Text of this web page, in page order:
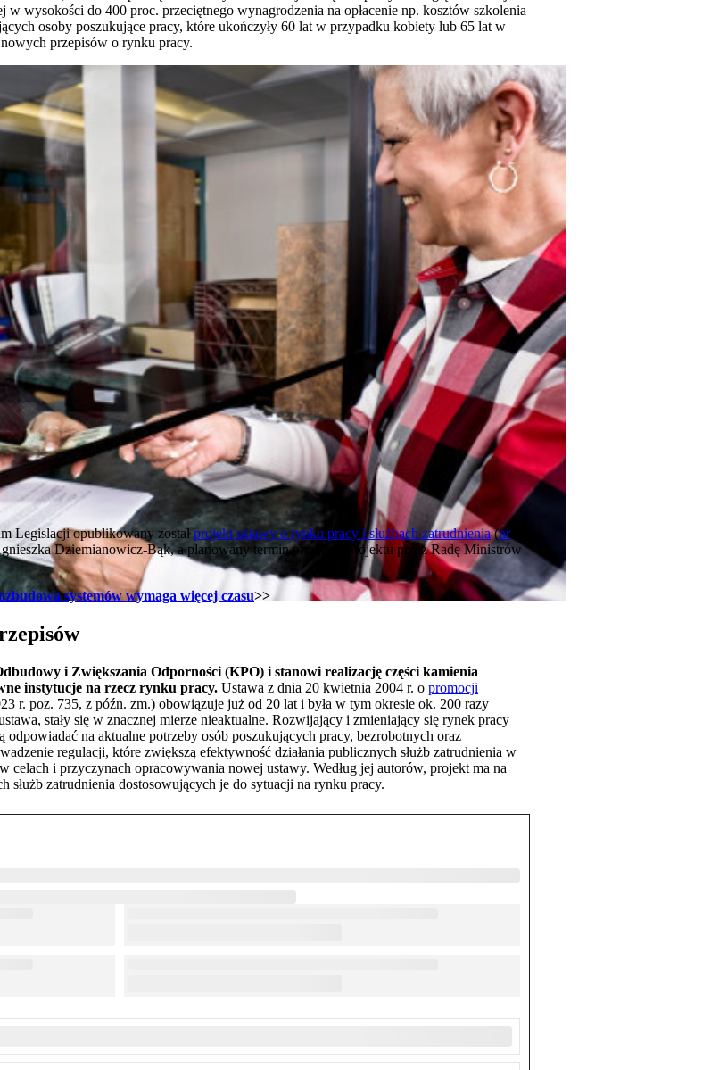
wysokości do 400 proc. przeciętnego wynagrodzenia na opłacenie np. kosztów szkolenia
osoby poszukujące pracy, które ukończyły 60 lat w przypadku kobiety lub 65 lat w
przepisów o rynku pracy.
Legislacji opublikowany zostałprojekt ustawy o rynku pracy i służbach zatrudnienia(nr
Dziemianowicz-Bąk, a planowany termin przyjęcia projektu przez Radę Ministrów
systemów wymaga więcej czasu>>
i Zwiększania Odporności (KPO) i stanowi realizację części kamienia
instytucje na rzecz rynku pracy. Ustawa z dnia 20 kwietnia 2004 r. o promocji
r. poz. 735, z późn. zm.) obowiązuje już od 20 lat i była w tym okresie ok. 200 razy
stały się w znacznej mierze nieaktualne. Rozwijający i zmieniający się rynek pracy
na aktualne potrzeby osób poszukujących pracy, bezrobotnych oraz
regulacji, które zwiększą efektywność działania publicznych służb zatrudnienia w
celach i przyczynach opracowywania nowej ustawy. Według jej autorów, projekt ma na
służb zatrudnienia dostosowujących je do sytuacji na rynku pracy.